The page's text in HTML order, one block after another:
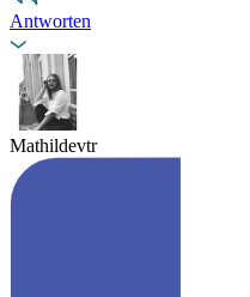
Antworten
Mathildevtr